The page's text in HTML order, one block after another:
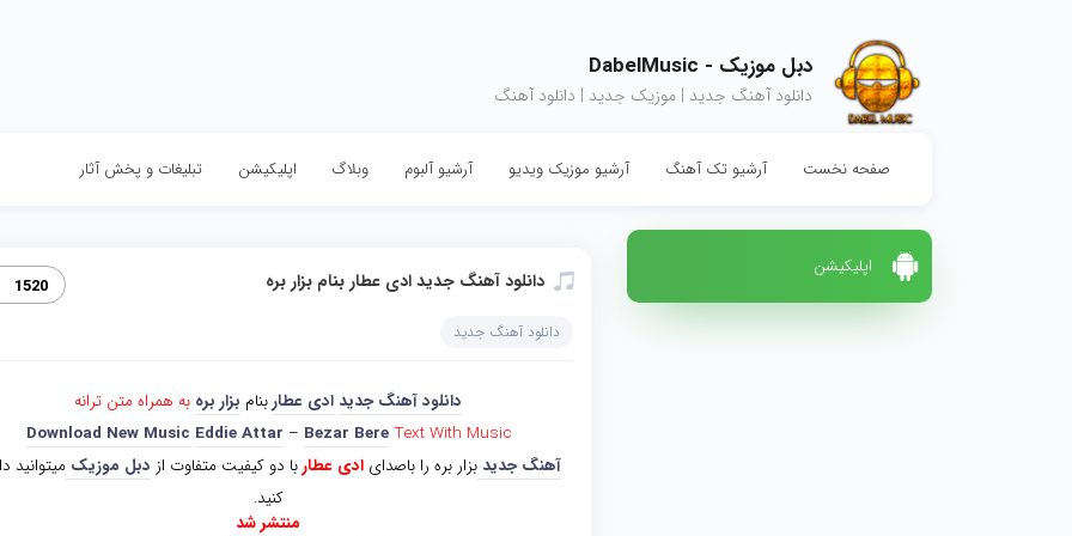
دبل موزیک - DabelMusic
دانلود آهنگ جدید | موزیک جدید | دانلود آهنگ
صفحه نخست آرشیو تک آهنگ آرشیو موزیک ویدیو آرشیو آلبوم وبلاگ اپلیکیشن تبلیغات و پخش آثار
اپلیکیشن
دانلود آهنگ جدید ادی عطار بنام بزار بره 1520
دانلود آهنگ جدید
دانلود آهنگ جدید ادی عطاربنام بزار بره به همراه متن ترانه
Download New Music Eddie Attar – Bezar Bere Text With Music
آهنگ جدید بزار بره را باصدای ادی عطاربا دو کیفیت متفاوت از دبل موزیک میتوانید
کنید.
منتشر شد